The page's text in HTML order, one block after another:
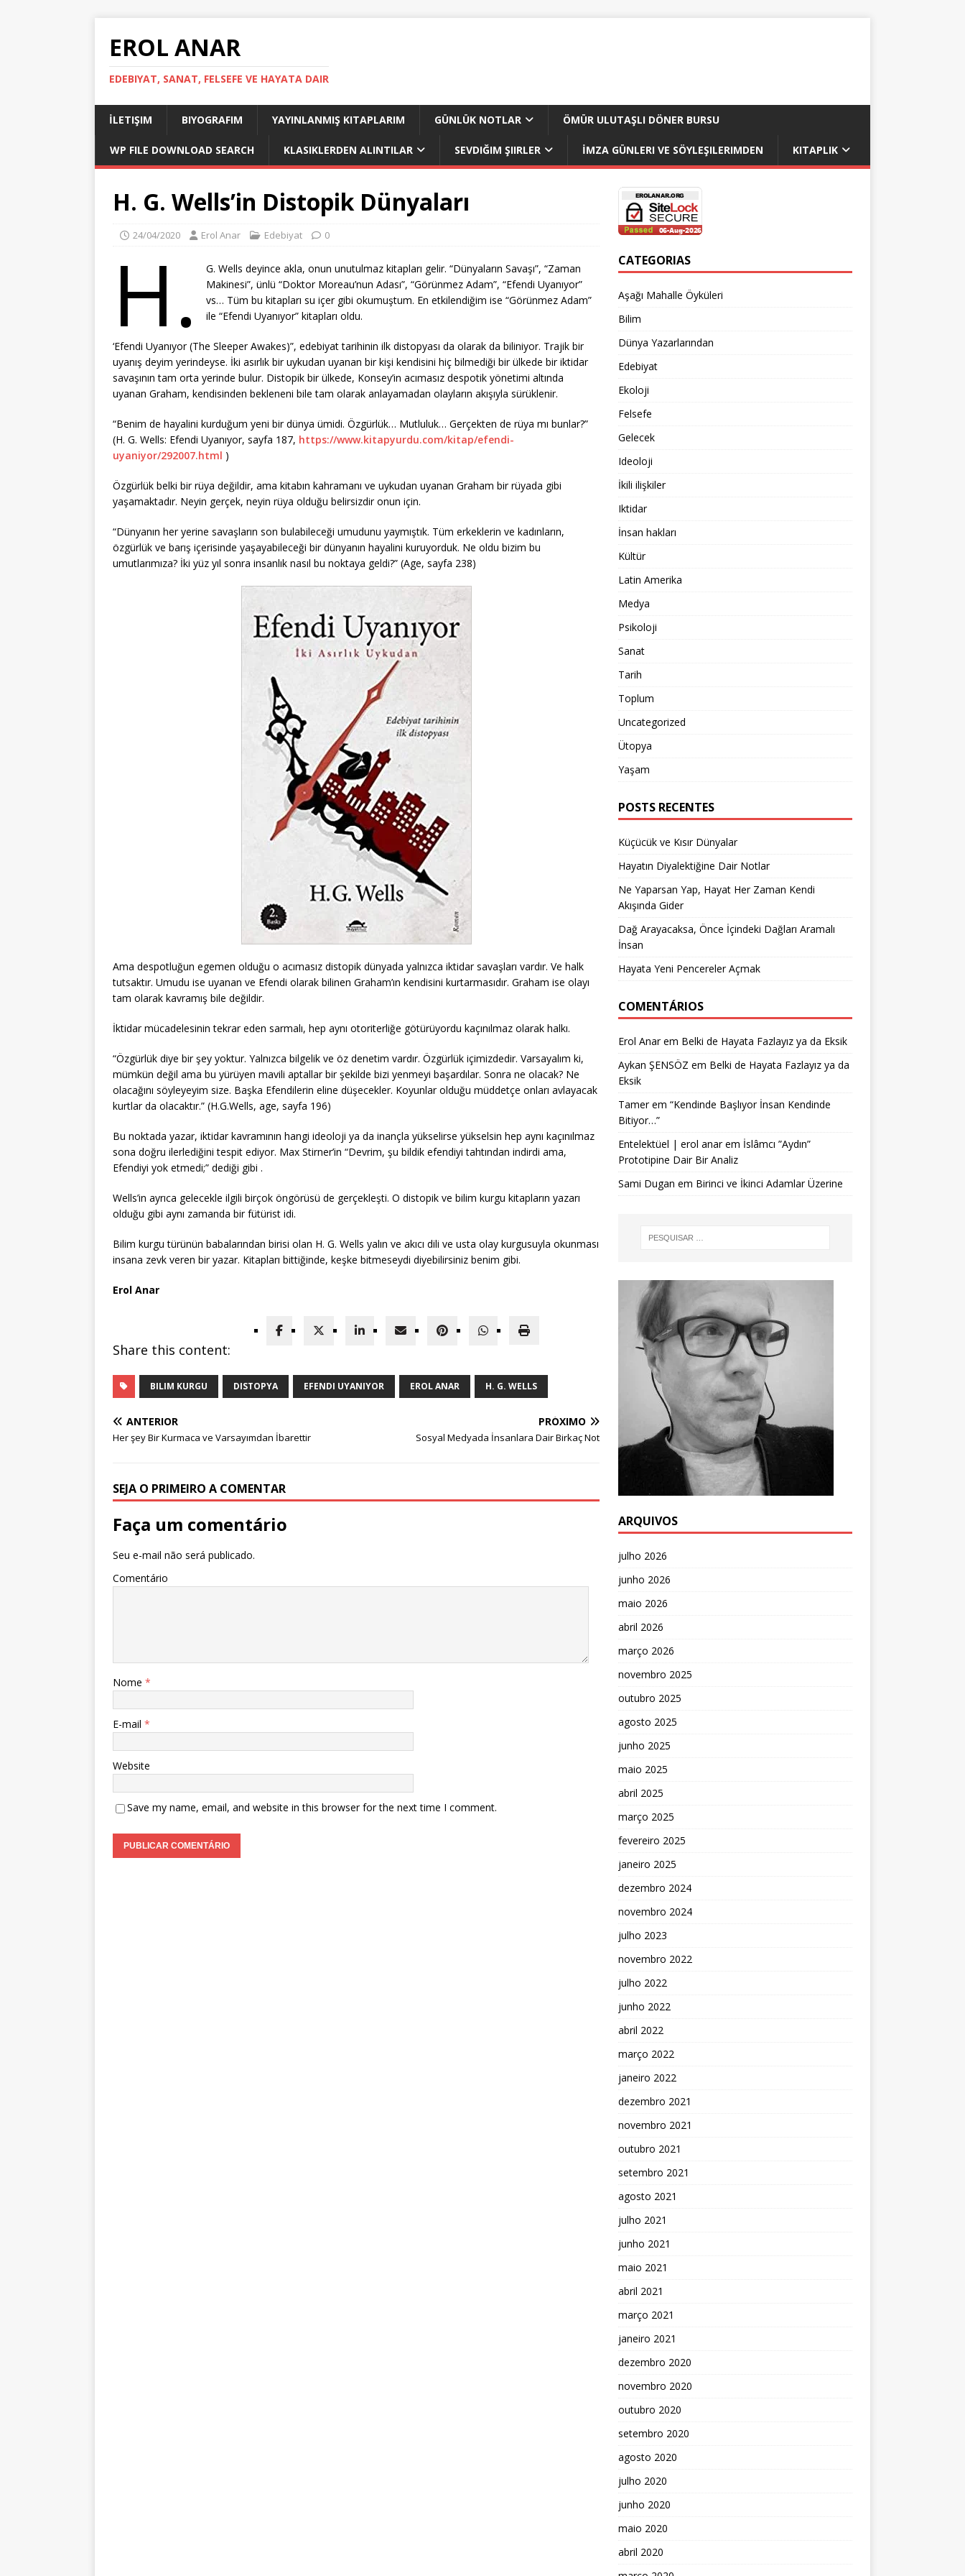
EROL ANAR
EDEBIYAT, SANAT, FELSEFE VE HAYATA DAIR
İLETIŞIM BIYOGRAFIM YAYINLANMIŞ KITAPLARIM GÜNLÜK NOTLAR ÖMÜR ULUTAŞLI DÖNER BURSU
WP FILE DOWNLOAD SEARCH KLASIKLERDEN ALINTILAR SEVDIĞIM ŞIIRLER İMZA GÜNLERI VE SÖYLEŞILERIMDEN KITAPLIK
H. G. Wells’in Distopik Dünyaları
24/04/2020 Erol Anar Edebiyat 0
H.
G. Wells deyince akla, onun unutulmaz kitapları gelir. “Dünyaların Savaşı”, “Zaman
Makinesi”, ünlü “Doktor Moreau’nun Adası”, “Görünmez Adam”, “Efendi Uyanıyor”
vs… Tüm bu kitapları su içer gibi okumuştum. En etkilendiğim ise “Görünmez Adam”
ile “Efendi Uyanıyor” kitapları oldu.
‘Efendi Uyanıyor (The Sleeper Awakes)”, edebiyat tarihinin ilk distopyası da olarak da biliniyor. Trajik bir
uyanış deyim yerindeyse. İki asırlık bir uykudan uyanan bir kişi kendisini hiç bilmediği bir ülkede bir iktidar
savaşının tam orta yerinde bulur. Distopik bir ülkede, Konsey’in acımasız despotik yönetimi altında
uyanan Graham, kendisinden bekleneni bile tam olarak anlayamadan olayların akışıyla sürüklenir.
“Benim de hayalini kurduğum yeni bir dünya ümidi. Özgürlük… Mutluluk… Gerçekten de rüya mı bunlar?”
(H. G. Wells: Efendi Uyanıyor, sayfa 187, https://www.kitapyurdu.com/kitap/efendi-
uyaniyor/292007.html )
Özgürlük belki bir rüya değildir, ama kitabın kahramanı ve uykudan uyanan Graham bir rüyada gibi
yaşamaktadır. Neyin gerçek, neyin rüya olduğu belirsizdir onun için.
“Dünyanın her yerine savaşların son bulabileceği umudunu yaymıştık. Tüm erkeklerin ve kadınların,
özgürlük ve barış içerisinde yaşayabileceği bir dünyanın hayalini kuruyorduk. Ne oldu bizim bu
umutlarımıza? İki yüz yıl sonra insanlık nasıl bu noktaya geldi?” (Age, sayfa 238)
Ama despotluğun egemen olduğu o acımasız distopik dünyada yalnızca iktidar savaşları vardır. Ve halk
tutsaktır. Umudu ise uyanan ve Efendi olarak bilinen Graham’ın kendisini kurtarmasıdır. Graham ise olayı
tam olarak kavramış bile değildir.
İktidar mücadelesinin tekrar eden sarmalı, hep aynı otoriterliğe götürüyordu kaçınılmaz olarak halkı.
“Özgürlük diye bir şey yoktur. Yalnızca bilgelik ve öz denetim vardır. Özgürlük içimizdedir. Varsayalım ki,
mümkün değil ama bu yürüyen mavili aptallar bir şekilde bizi yenmeyi başardılar. Sonra ne olacak? Ne
olacağını söyleyeyim size. Başka Efendilerin eline düşecekler. Koyunlar olduğu müddetçe onları avlayacak
kurtlar da olacaktır.” (H.G.Wells, age, sayfa 196)
Bu noktada yazar, iktidar kavramının hangi ideoloji ya da inançla yükselirse yükselsin hep aynı kaçınılmaz
sona doğru ilerlediğini tespit ediyor. Max Stirner’in “Devrim, şu bildik efendiyi tahtından indirdi ama,
Efendiyi yok etmedi;” dediği gibi .
Wells’in ayrıca gelecekle ilgili birçok öngörüsü de gerçekleşti. O distopik ve bilim kurgu kitapların yazarı
olduğu gibi aynı zamanda bir fütürist idi.
Bilim kurgu türünün babalarından birisi olan H. G. Wells yalın ve akıcı dili ve usta olay kurgusuyla okunması
insana zevk veren bir yazar. Kitapları bittiğinde, keşke bitmeseydi diyebilirsiniz benim gibi.
Erol Anar
Share this content:
BILIM KURGU DISTOPYA EFENDI UYANIYOR EROL ANAR H. G. WELLS
ANTERIOR
Her şey Bir Kurmaca ve Varsayımdan İbarettir
PRÓXIMO
Sosyal Medyada İnsanlara Dair Birkaç Not
SEJA O PRIMEIRO A COMENTAR
Faça um comentário
Seu e-mail não será publicado.
Comentário
Nome *
E-mail *
Website
Save my name, email, and website in this browser for the next time I comment.
CATEGORIAS
Aşağı Mahalle Öyküleri
Bilim
Dünya Yazarlarından
Edebiyat
Ekoloji
Felsefe
Gelecek
Ideoloji
İkili ilişkiler
Iktidar
İnsan hakları
Kültür
Latin Amerika
Medya
Psikoloji
Sanat
Tarih
Toplum
Uncategorized
Ütopya
Yaşam
POSTS RECENTES
Küçücük ve Kısır Dünyalar
Hayatın Diyalektiğine Dair Notlar
Ne Yaparsan Yap, Hayat Her Zaman Kendi
Akışında Gider
Dağ Arayacaksa, Önce İçindeki Dağları Aramalı
İnsan
Hayata Yeni Pencereler Açmak
COMENTÁRIOS
Erol Anarem Belki de Hayata Fazlayız ya da Eksik
Aykan ŞENSÖZ em Belki de Hayata Fazlayız ya da
Eksik
Tamerem “Kendinde Başlıyor İnsan Kendinde
Bitiyor…”
Entelektüel | erol anarem İslâmcı ”Aydın”
Prototipine Dair Bir Analiz
Sami Dugan em Birinci ve İkinci Adamlar Üzerine
ARQUIVOS
julho 2026
junho 2026
maio 2026
abril 2026
março 2026
novembro 2025
outubro 2025
agosto 2025
junho 2025
maio 2025
abril 2025
março 2025
fevereiro 2025
janeiro 2025
dezembro 2024
novembro 2024
julho 2023
novembro 2022
julho 2022
junho 2022
abril 2022
março 2022
janeiro 2022
dezembro 2021
novembro 2021
outubro 2021
setembro 2021
agosto 2021
julho 2021
junho 2021
maio 2021
abril 2021
março 2021
janeiro 2021
dezembro 2020
novembro 2020
outubro 2020
setembro 2020
agosto 2020
julho 2020
junho 2020
maio 2020
abril 2020